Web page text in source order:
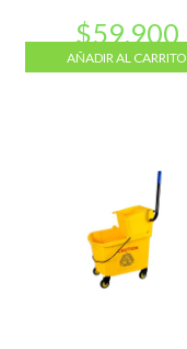
$59.900
AÑADIR AL CARRITO